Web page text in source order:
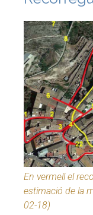
En vermell el
estimació de la
02-18)